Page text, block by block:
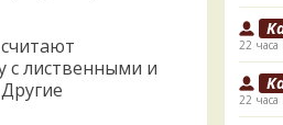
с лиственными и
22 часа
22 часа